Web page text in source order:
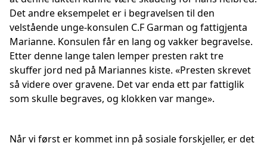
Det andre eksempelet er i begravelsen til den
velstående unge-konsulen C.F Garman og fattigjenta
Marianne. Konsulen får en lang og vakker begravelse.
Etter denne lange talen lemper presten rakt tre
skuffer jord ned på Mariannes kiste. «Presten skrevet
så videre over gravene. Det var enda ett par fattiglik
som skulle begraves, og klokken var mange».
Når vi først er kommet inn på sosiale forskjeller, er det